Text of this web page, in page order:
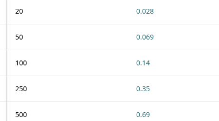
20 0.028
50 0.069
100 0.14
250 0.35
500 0.69